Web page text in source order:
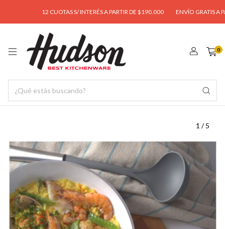
12 CUOTAS S/ INTERÉS A PARTIR DE $190.000 ENVÍO GRATIS A
0
1 /5